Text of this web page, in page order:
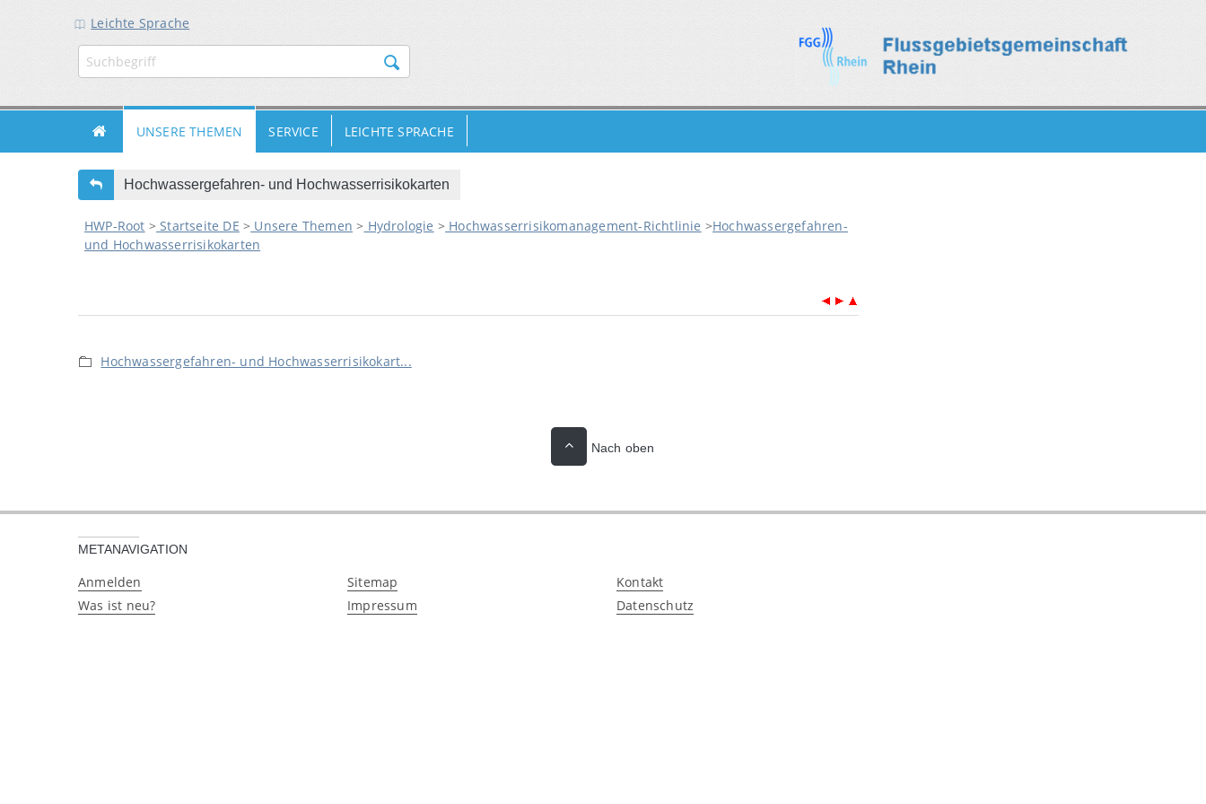
Leichte Sprache
HAUPTNAVIGATION
INHALT
FUSSBEREICH
UNSERE THEMEN
SERVICE LEICHTE SPRACHE
Hochwassergefahren- und Hochwasserrisikokarten
HWP-Root > Startseite DE > Unsere Themen > Hydrologie > Hochwasserrisikomanagement-Richtlinie >Hochwassergefahren-
und Hochwasserrisikokarten
Hochwassergefahren- und Hochwasserrisikokart...
Nach oben
METANAVIGATION
Anmelden
Was ist neu?
Sitemap
Impressum
Kontakt
Datenschutz